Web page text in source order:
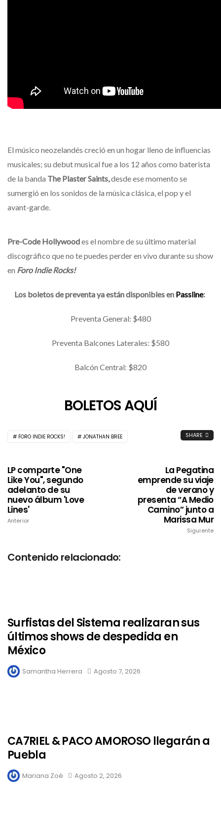
El músico neozelandés creció en un hogar lleno de influencias
musicales; su debut musical fue a los 12 años como baterista
de la banda The Plaster Saints,desde ese momento se
sumergió en los sonidos de la música clásica, el pop y el
avant-garde.
Pre-Code Hollywoodes el nombre de su último material
discográfico que no te puedes perder en vivo durante su show
en Foro Indie Rocks!
Los boletos de preventa ya están disponibles en Passline:
Preventa General: $480
Preventa Balcones Laterales: $580
Balcón Central: $820
BOLETOS AQUÍ
FORO INDIE ROCKS! JONATHAN BREE SHARE
LP comparte "One
Like You", segundo
adelanto de su
nuevo álbum 'Love
Lines'
Anterior
La Pegatina
emprende su viaje
de verano y
presenta “A Medio
Camino” junto a
Marissa Mur
Siguiente
Contenido relacionado:
Surfistas del Sistema realizaran sus
últimos shows de despedida en
México
Samantha Herrera Agosto 7, 2026
CA7RIEL & PACO AMOROSO llegarán a
Puebla
Mariana Zoé Agosto 2, 2026